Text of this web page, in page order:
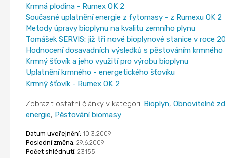
Krmná plodina - Rumex OK 2
Současné uplatnění energie z fytomasy - z Rumexu OK 2
Metody úpravy bioplynu na kvalitu zemního plynu
Tomášek SERVIS: již tři nové bioplynové stanice v roce
Hodnocení dosavadních výsledků s pěstováním
Krmný šťovík a jeho využití pro výrobu bioplynu
Uplatnění krmného - energetického šťovíku
Krmný šťovík - Rumex OK 2
Zobrazit ostatní články v kategorii Bioplyn,Obnovitelné
energie, Pěstování biomasy
Datum uveřejnění: 10.3.2009
Poslední změna: 29.6.2009
Počet shlédnutí: 23155